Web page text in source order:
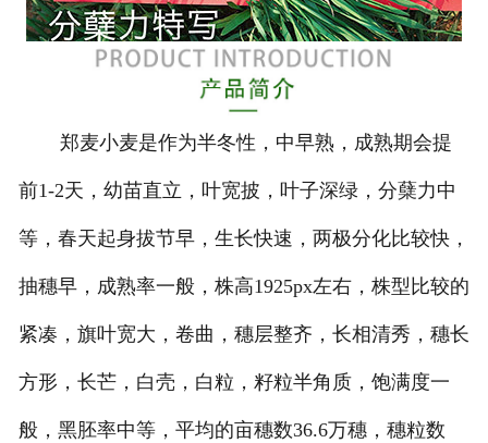
郑麦小麦是作为半冬性，中早熟，成熟期会提
前1-2天，幼苗直立，叶宽披，叶子深绿，分蘖力中
等，春天起身拔节早，生长快速，两极分化比较快，
抽穗早，成熟率一般，株高1925px左右，株型比较的
紧凑，旗叶宽大，卷曲，穗层整齐，长相清秀，穗长
方形，长芒，白壳，白粒，籽粒半角质，饱满度一
般，黑胚率中等，平均的亩穗数36.6万穗，穗粒数